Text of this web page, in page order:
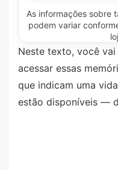
As informações sobre
podem variar
Neste texto, você
acessar essas
que indicam uma
estão disponíveis —